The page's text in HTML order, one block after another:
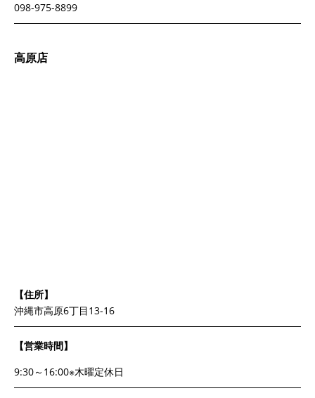
098-975-8899
高原店
【住所】
沖縄市高原6丁目13-16
【営業時間】
9:30～16:00※木曜定休日